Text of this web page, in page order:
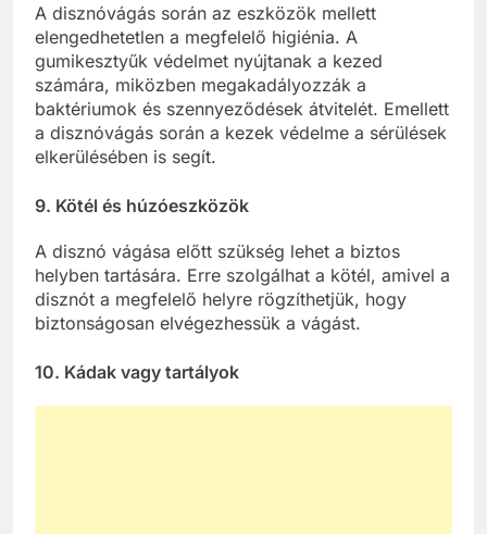
A disznóvágás során az eszközök mellett
elengedhetetlen a megfelelő higiénia. A
gumikesztyűk védelmet nyújtanak a kezed
számára, miközben megakadályozzák a
baktériumok és szennyeződések átvitelét. Emellett
a disznóvágás során a kezek védelme a sérülések
elkerülésében is segít.
9. Kötél és húzóeszközök
A disznó vágása előtt szükség lehet a biztos
helyben tartására. Erre szolgálhat a kötél, amivel a
disznót a megfelelő helyre rögzíthetjük, hogy
biztonságosan elvégezhessük a vágást.
10. Kádak vagy tartályok